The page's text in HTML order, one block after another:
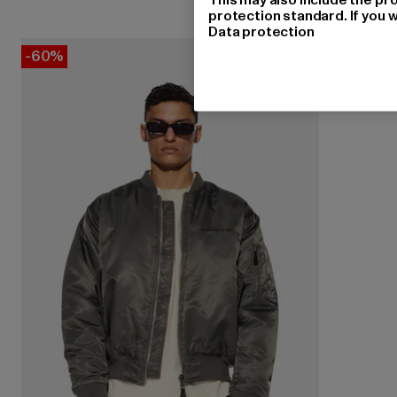
-60%
protection standard. If you
Data protection